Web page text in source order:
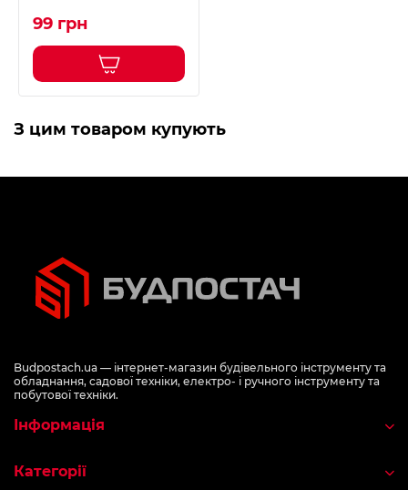
99 грн
З цим товаром купують
Budpostach.ua — інтернет-магазин будівельного інструменту та
обладнання, садової техніки, електро- і ручного інструменту та
побутової техніки.
Інформація
Категорії